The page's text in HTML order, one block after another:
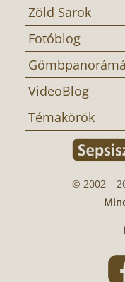
Zöld Sarok
Fotóblog
VideoBlog
Témakörök
© 2002 –